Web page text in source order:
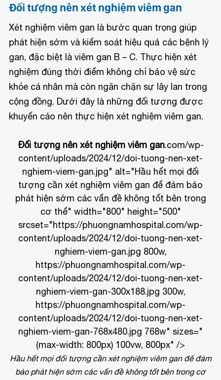
Đối tượng nên xét nghiệm viêm gan
Xét nghiệm viêm gan là bước quan trọng giúp
phát hiện sớm và kiểm soát hiệu quả các bệnh lý
gan, đặc biệt là viêm gan B – C. Thực hiện xét
nghiệm đúng thời điểm không chỉ bảo vệ sức
khỏe cá nhân mà còn ngăn chặn sự lây lan trong
cộng đồng. Dưới đây là những đối tượng được
khuyến cáo nên thực hiện xét nghiệm viêm gan.
Đối tượng nên xét nghiệm viêm gan.com/wp-
content/uploads/2024/12/doi-tuong-nen-xet-
nghiem-viem-gan.jpg" alt="Hầu hết mọi đối
tượng cần xét nghiệm viêm gan để đảm bảo
phát hiện sớm các vấn đề không tốt bên trong
cơ thể" width="800" height="500"
srcset="https://phuongnamhospital.com/wp-
content/uploads/2024/12/doi-tuong-nen-xet-
nghiem-viem-gan.jpg 800w,
https://phuongnamhospital.com/wp-
content/uploads/2024/12/doi-tuong-nen-xet-
nghiem-viem-gan-300x188.jpg 300w,
https://phuongnamhospital.com/wp-
content/uploads/2024/12/doi-tuong-nen-xet-
nghiem-viem-gan-768x480.jpg 768w" sizes="
(max-width: 800px) 100vw, 800px" />
Hầu hết mọi đối tượng cần xét nghiệm viêm gan để đảm
bảo phát hiện sớm các vấn đề không tốt bên trong cơ